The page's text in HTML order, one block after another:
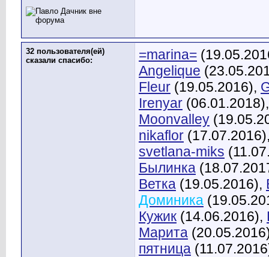
32 пользователя(ей)
сказали cпасибо:
=marina=
Angelique
Fleur (19.05.2016),
Irenyar
Moonvalley
nikaflor
svetlana-miks
Былинка
Ветка (19.05.2016),
Доминика
Кужик (14.06.2016),
Марита
пятница